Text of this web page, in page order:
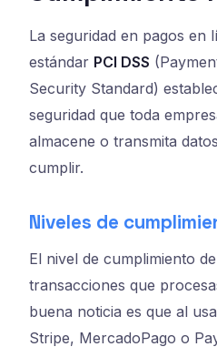
La seguridad en pagos en
estándar PCI DSS
Security Standard)
seguridad que toda
almacene o transmita
cumplir.
Niveles de
El nivel de cumplimiento
transacciones que
buena noticia es que al
Stripe, MercadoPago o